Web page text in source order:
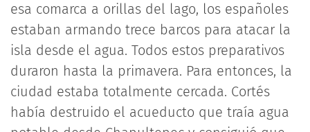
esa comarca a orillas del lago, los españoles
estaban armando trece barcos para atacar la
isla desde el agua. Todos estos preparativos
duraron hasta la primavera. Para entonces, la
ciudad estaba totalmente cercada. Cortés
había destruido el acueducto que traía agua